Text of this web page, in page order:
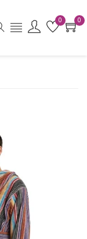
0 0